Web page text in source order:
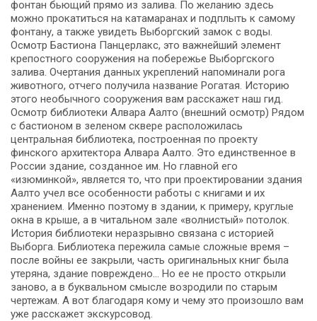
фонтан бьющий прямо из залива. По желанию здесь
можно прокатиться на катамаранах и подплыть к самому
фонтану, а также увидеть Выборгский замок с воды.
Осмотр Бастиона Панцерлакс, это важнейший элемент
крепостного сооружения на побережье Выборгского
залива. Очертания данных укреплений напоминали рога
животного, отчего получила название Рогатая. Историю
этого необычного сооружения вам расскажет наш гид.
Осмотр библиотеки Алвара Аалто (внешний осмотр) Рядом
с бастионом в зеленом сквере расположилась
центральная библиотека, построенная по проекту
финского архитектора Алвара Аалто. Это единственное в
России здание, созданное им. Но главной его
«изюминкой», является то, что при проектировании здания
Аалто учел все особенности работы с книгами и их
хранением. Именно поэтому в здании, к примеру, круглые
окна в крыше, а в читальном зале «волнистый» потолок.
История библиотеки неразрывно связана с историей
Выборга. Библиотека пережила самые сложные время –
после войны ее закрыли, часть оригинальных книг была
утеряна, здание повреждено… Но ее не просто открыли
заново, а в буквальном смысле возродили по старым
чертежам. А вот благодаря кому и чему это произошло вам
уже расскажет экскурсовод.